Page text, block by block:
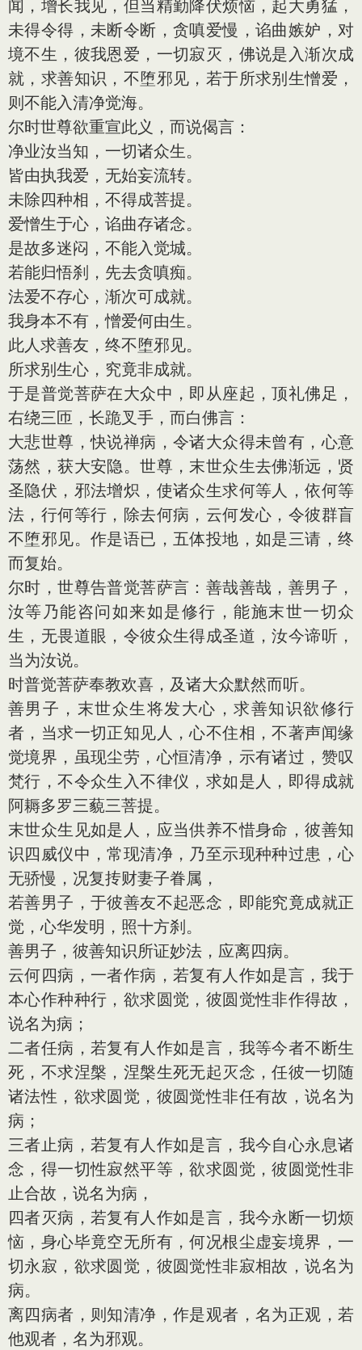
闻，增长我见，但当精勤降伏烦恼，起大勇猛，
未得令得，未断令断，贪嗔爱慢，谄曲嫉妒，对
境不生，彼我恩爱，一切寂灭，佛说是入渐次成
就，求善知识，不堕邪见，若于所求别生憎爱，
则不能入清净觉海。
尔时世尊欲重宣此义，而说偈言：
净业汝当知，一切诸众生。
皆由执我爱，无始妄流转。
未除四种相，不得成菩提。
爱憎生于心，谄曲存诸念。
是故多迷闷，不能入觉城。
若能归悟刹，先去贪嗔痴。
法爱不存心，渐次可成就。
我身本不有，憎爱何由生。
此人求善友，终不堕邪见。
所求别生心，究竟非成就。
于是普觉菩萨在大众中，即从座起，顶礼佛足，
右绕三匝，长跪叉手，而白佛言：
大悲世尊，快说禅病，令诸大众得未曾有，心意
荡然，获大安隐。世尊，末世众生去佛渐远，贤
圣隐伏，邪法增炽，使诸众生求何等人，依何等
法，行何等行，除去何病，云何发心，令彼群盲
不堕邪见。作是语已，五体投地，如是三请，终
而复始。
尔时，世尊告普觉菩萨言：善哉善哉，善男子，
汝等乃能咨问如来如是修行，能施末世一切众
生，无畏道眼，令彼众生得成圣道，汝今谛听，
当为汝说。
时普觉菩萨奉教欢喜，及诸大众默然而听。
善男子，末世众生将发大心，求善知识欲修行
者，当求一切正知见人，心不住相，不著声闻缘
觉境界，虽现尘劳，心恒清净，示有诸过，赞叹
梵行，不令众生入不律仪，求如是人，即得成就
阿耨多罗三藐三菩提。
末世众生见如是人，应当供养不惜身命，彼善知
识四威仪中，常现清净，乃至示现种种过患，心
无骄慢，况复抟财妻子眷属，
若善男子，于彼善友不起恶念，即能究竟成就正
觉，心华发明，照十方刹。
善男子，彼善知识所证妙法，应离四病。
云何四病，一者作病，若复有人作如是言，我于
本心作种种行，欲求圆觉，彼圆觉性非作得故，
说名为病；
二者任病，若复有人作如是言，我等今者不断生
死，不求涅槃，涅槃生死无起灭念，任彼一切随
诸法性，欲求圆觉，彼圆觉性非任有故，说名为
病；
三者止病，若复有人作如是言，我今自心永息诸
念，得一切性寂然平等，欲求圆觉，彼圆觉性非
止合故，说名为病，
四者灭病，若复有人作如是言，我今永断一切烦
恼，身心毕竟空无所有，何况根尘虚妄境界，一
切永寂，欲求圆觉，彼圆觉性非寂相故，说名为
病。
离四病者，则知清净，作是观者，名为正观，若
他观者，名为邪观。